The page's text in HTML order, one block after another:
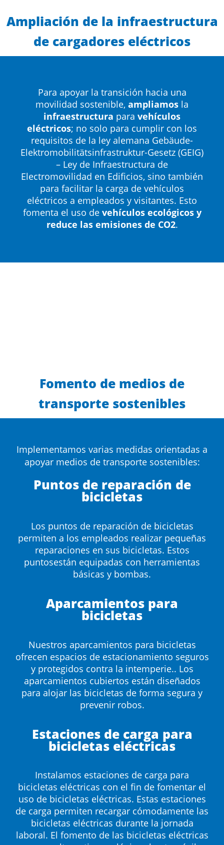
Ampliación de la infraestructura
de cargadores eléctricos
Para apoyar la transición hacia una
movilidad sostenible, ampliamos la
infraestructura para vehículos
eléctricos; no solo para cumplir con los
requisitos de la ley alemana Gebäude-
Elektromobilitätsinfrastruktur-Gesetz (GEIG)
– Ley de Infraestructura de
Electromovilidad en Edificios, sino también
para facilitar la carga de vehículos
eléctricos a empleados y visitantes. Esto
fomenta el uso de vehículos ecológicos y
reduce las emisiones de CO2.
Fomento de medios de
transporte sostenibles
Implementamos varias medidas orientadas a
apoyar medios de transporte sostenibles:
Puntos de reparación de
bicicletas
Los puntos de reparación de bicicletas
permiten a los empleados realizar pequeñas
reparaciones en sus bicicletas. Estos
puntosestán equipadas con herramientas
básicas y bombas.
Aparcamientos para
bicicletas
Nuestros aparcamientos para bicicletas
ofrecen espacios de estacionamiento seguros
y protegidos contra la intemperie.. Los
aparcamientos cubiertos están diseñados
para alojar las bicicletas de forma segura y
prevenir robos.
Estaciones de carga para
bicicletas eléctricas
Instalamos estaciones de carga para
bicicletas eléctricas con el fin de fomentar el
uso de bicicletas eléctricas. Estas estaciones
de carga permiten recargar cómodamente las
bicicletas eléctricas durante la jornada
laboral. El fomento de las bicicletas eléctricas